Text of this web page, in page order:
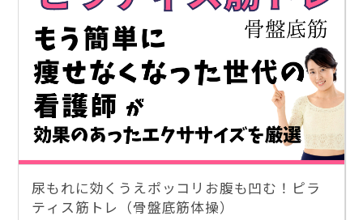
尿もれに効くうえポッコリお腹も凹む！ピラ
ティス筋トレ（骨盤底筋体操）